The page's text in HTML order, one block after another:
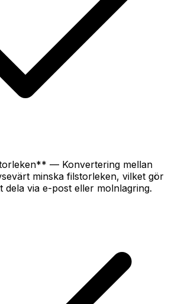
— Konvertering mellan
minska filstorleken, vilket gör
dela via e-post eller molnlagring.